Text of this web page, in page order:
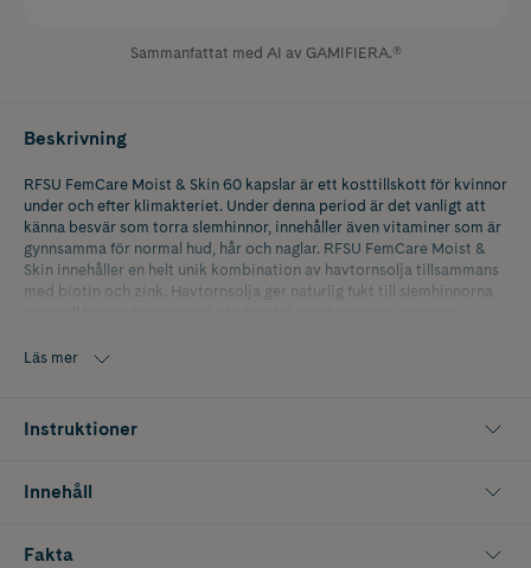
Sammanfattat med AI av GAMIFIERA.®
Beskrivning
RFSU FemCare Moist & Skin 60 kapslar är ett kosttillskott för kvinnor
under och efter klimakteriet. Under denna period är det vanligt att
känna besvär som torra slemhinnor, innehåller även vitaminer som är
gynnsamma för normal hud, hår och naglar. RFSU FemCare Moist &
Skin innehåller en helt unik kombination av havtornsolja tillsammans
med biotin och zink. Havtornsolja ger naturlig fukt till slemhinnorna
att bibehålla normala slemhinnor och normal hud. Zink bidrar till att
Läs mer
Instruktioner
Innehåll
Fakta